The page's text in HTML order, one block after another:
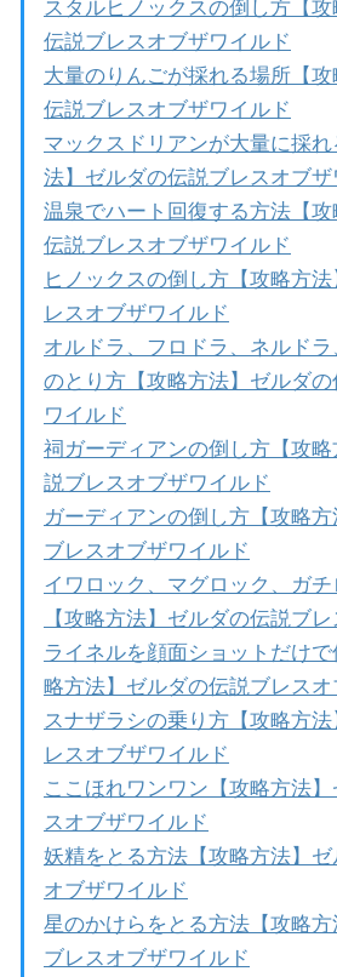
スタルヒノックスの倒し方【
伝説ブレスオブザワイルド
大量のりんごが採れる場所【
伝説ブレスオブザワイルド
マックスドリアンが大量に採
法】ゼルダの伝説ブレスオブザ
温泉でハート回復する方法【
伝説ブレスオブザワイルド
ヒノックスの倒し方【攻略方
レスオブザワイルド
オルドラ、フロドラ、ネルド
のとり方【攻略方法】ゼルダ
ワイルド
祠ガーディアンの倒し方【攻
説ブレスオブザワイルド
ガーディアンの倒し方【攻略
ブレスオブザワイルド
イワロック、マグロック、ガ
【攻略方法】ゼルダの伝説ブ
ライネルを顔面ショットだけ
略方法】ゼルダの伝説ブレスオ
スナザラシの乗り方【攻略方
レスオブザワイルド
ここほれワンワン【攻略方法
スオブザワイルド
妖精をとる方法【攻略方法】
オブザワイルド
星のかけらをとる方法【攻略
ブレスオブザワイルド